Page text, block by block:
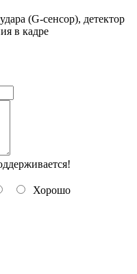
(G-сенсор), детектор
в кадре
Хорошо